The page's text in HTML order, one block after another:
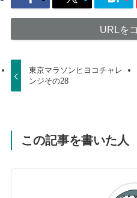
URLを
東京マラソンヒヨコチャレ
ンジその28
この記事を書いた人